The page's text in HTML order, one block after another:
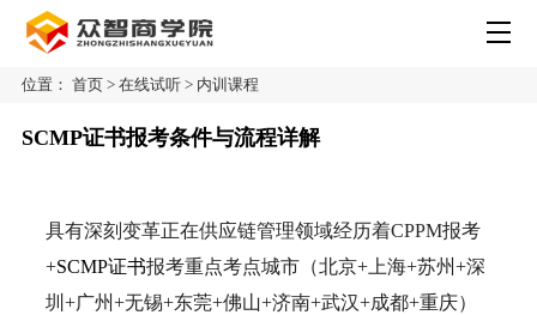
位置： 首页> 在线试听> 内训课程
SCMP证书报考条件与流程详解
具有深刻变革正在供应链管理领域经历着CPPM报考
+SCMP证书报考重点考点城市（北京+上海+苏州+深
圳+广州+无锡+东莞+佛山+济南+武汉+成都+重庆）